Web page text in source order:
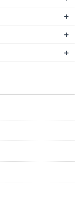
+
+
+